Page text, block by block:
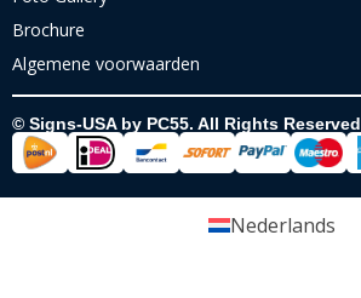
Brochure
Algemene voorwaarden
© Signs-USA by PC55. All Rights Reserved
Nederlands